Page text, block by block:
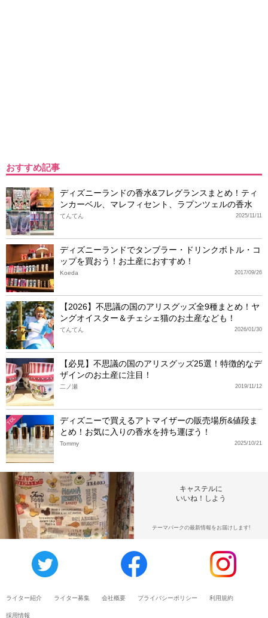
おすすめ記事
ディズニーランドの香水&フレグランスまとめ！ティ
ンカーベル、マレフィセント、ラプンツェルの香水
2025/11/11
てんてん
ディズニーランドでタンブラー・ドリンクボトル・コ
ップを買おう！お土産におすすめ！
2017/09/26
Koeda
【2026】不思議の国のアリスグッズ全9種まとめ！ヤ
ングオイスター＆チェシェ猫のお土産なども！
2026/01/30
てんてん
【必見】不思議の国のアリスグッズ25選！特徴的なデ
ザインのお土産に注目！
2019/11/12
二ノ瀬
TDL
ディズニーで買えるアトマイザーの販売場所&値段ま
とめ！お気に入りの香水を持ち運ぼう！
2025/10/21
Tommy
キャステルに
いいね！しよう
テーマパークの最新情報をお届けします!
ライター紹介 ライター募集 会社概要 プライバシーポリシー 利用規約
採用情報